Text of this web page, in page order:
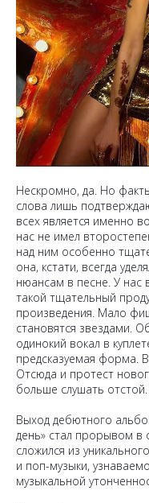
Нескромно, да. Но
слова лишь
всех является именно
нас не имел
над ним особенно
она, кстати, всегда
нюансам в песне. У нас
такой тщательный
произведения. Мало
становятся звездами.
одинокий вокал в
предсказуемая форма.
Отсюда и протест
больше слушать
Выход дебютного
день» стал прорывом в
сложился из
и поп-музыки,
музыкальной